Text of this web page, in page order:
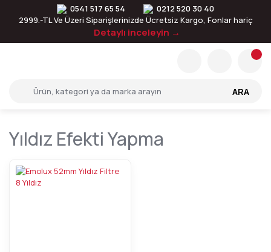
0541 517 65 54
0212 520 30 40
2999.-TL Ve Üzeri Siparişlerinizde Ücretsiz Kargo, Fonlar hariç
Detaylı inceleyin →
ARA
Yıldız Efekti Yapma